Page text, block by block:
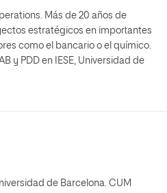
Más de 20 años de
estratégicos en importantes
como el bancario o el químico.
y PDD en IESE, Universidad de
de Barcelona. CUM